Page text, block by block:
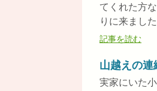
てくれた方
りに来まし
記事を読む
山越えの連
実家にいた